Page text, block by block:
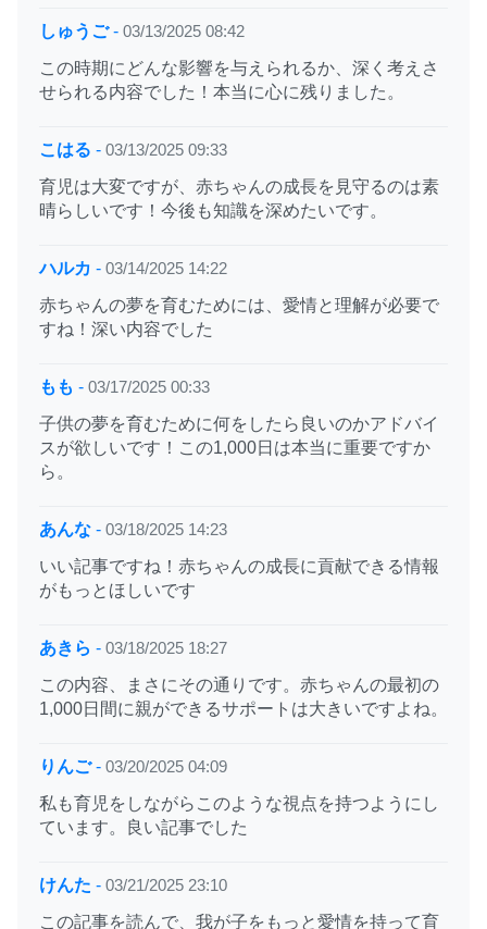
しゅうご- 03/13/2025 08:42
この時期にどんな影響を与えられるか、深く考えさ
せられる内容でした！本当に心に残りました。
こはる - 03/13/2025 09:33
育児は大変ですが、赤ちゃんの成長を見守るのは素
晴らしいです！今後も知識を深めたいです。
ハルカ - 03/14/2025 14:22
赤ちゃんの夢を育むためには、愛情と理解が必要で
すね！深い内容でした
もも - 03/17/2025 00:33
子供の夢を育むために何をしたら良いのかアドバイ
スが欲しいです！この1,000日は本当に重要ですか
ら。
あんな - 03/18/2025 14:23
いい記事ですね！赤ちゃんの成長に貢献できる情報
がもっとほしいです
あきら - 03/18/2025 18:27
この内容、まさにその通りです。赤ちゃんの最初の
1,000日間に親ができるサポートは大きいですよね。
りんご- 03/20/2025 04:09
私も育児をしながらこのような視点を持つようにし
ています。良い記事でした
けんた - 03/21/2025 23:10
この記事を読んで、我が子をもっと愛情を持って育